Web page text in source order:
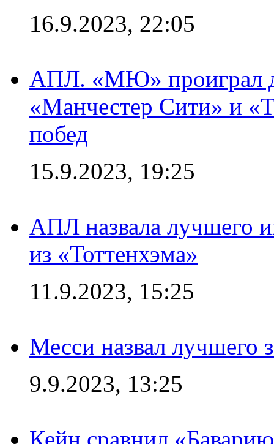
16.9.2023, 22:05
АПЛ. «МЮ» проиграл
«Манчестер Сити» и
побед
15.9.2023, 19:25
АПЛ назвала лучшего
из «Тоттенхэма»
11.9.2023, 15:25
Месси назвал лучшего
9.9.2023, 13:25
Кейн сравнил